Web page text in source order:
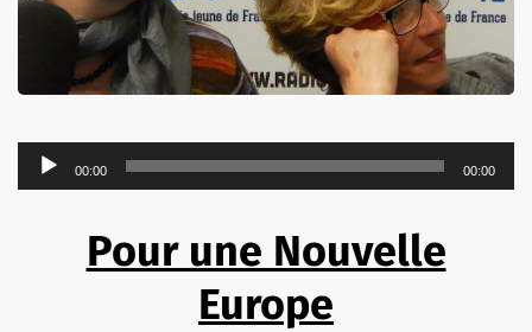
Lecteur
audio
00:00 00:00
Pour une Nouvelle
Europe